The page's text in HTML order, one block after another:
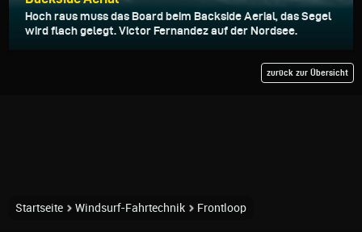
Hoch raus muss das Board beim Backside Aerial, das Segel
wird flach gelegt. Victor Fernandez auf der Nordsee.
zurück zur Übersicht
Startseite Windsurf-Fahrtechnik Frontloop